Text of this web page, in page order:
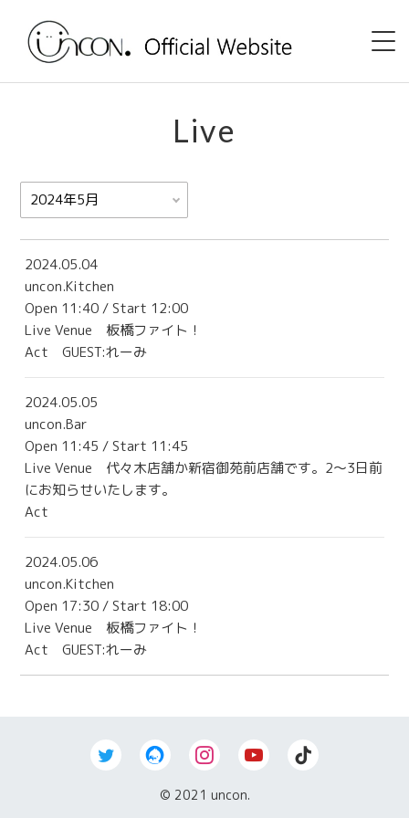
Shop
Live
2024.05.04
uncon.Kitchen
Open 11:40 / Start 12:00
Live Venue
板橋ファイト！
Act GUEST:れーみ
2024.05.05
uncon.Bar
Open 11:45 / Start 11:45
Live Venue
代々木店舗か新宿御苑前店舗です。2〜3日前
にお知らせいたします。
Act
2024.05.06
uncon.Kitchen
Open 17:30 / Start 18:00
Live Venue
板橋ファイト！
Act GUEST:れーみ
© 2021 uncon.